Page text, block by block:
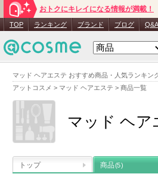
マッド ヘアエステ おすすめ商品・人気ランキン
アットコスメ > マッド ヘアエステ > 商品一覧
おトクにキレイになる情報が満載！
TOP ランキング ブランド ブログ Q&A
マッド ヘア
トップ 商品(5)